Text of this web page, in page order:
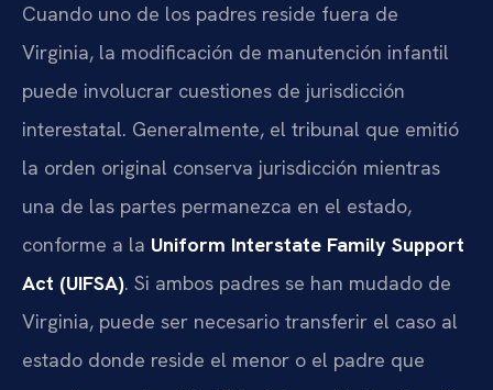
Cuando uno de los padres reside fuera de
Virginia, la modificación de manutención infantil
puede involucrar cuestiones de jurisdicción
interestatal. Generalmente, el tribunal que emitió
la orden original conserva jurisdicción mientras
una de las partes permanezca en el estado,
conforme a la Uniform Interstate Family Support
Act (UIFSA). Si ambos padres se han mudado de
Virginia, puede ser necesario transferir el caso al
estado donde reside el menor o el padre que